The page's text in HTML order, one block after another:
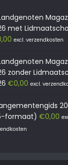
met
excl. verzendkosten
zonder
€0,00 excl.
formaat) €0,00